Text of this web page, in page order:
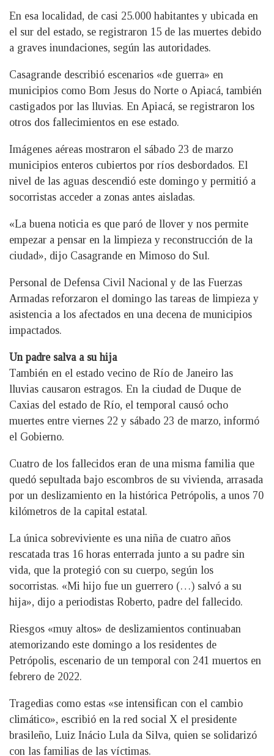
En esa localidad, de casi 25.000 habitantes y ubicada en
el sur del estado, se registraron 15 de las muertes debido
a graves inundaciones, según las autoridades.
Casagrande describió escenarios «de guerra» en
municipios como Bom Jesus do Norte o Apiacá, también
castigados por las lluvias. En Apiacá, se registraron los
otros dos fallecimientos en ese estado.
Imágenes aéreas mostraron el sábado 23 de marzo
municipios enteros cubiertos por ríos desbordados. El
nivel de las aguas descendió este domingo y permitió a
socorristas acceder a zonas antes aisladas.
«La buena noticia es que paró de llover y nos permite
empezar a pensar en la limpieza y reconstrucción de la
ciudad», dijo Casagrande en Mimoso do Sul.
Personal de Defensa Civil Nacional y de las Fuerzas
Armadas reforzaron el domingo las tareas de limpieza y
asistencia a los afectados en una decena de municipios
impactados.
Un padre salva a su hija
También en el estado vecino de Río de Janeiro las
lluvias causaron estragos. En la ciudad de Duque de
Caxias del estado de Río, el temporal causó ocho
muertes entre viernes 22 y sábado 23 de marzo, informó
el Gobierno.
Cuatro de los fallecidos eran de una misma familia que
quedó sepultada bajo escombros de su vivienda, arrasada
por un deslizamiento en la histórica Petrópolis, a unos 70
kilómetros de la capital estatal.
La única sobreviviente es una niña de cuatro años
rescatada tras 16 horas enterrada junto a su padre sin
vida, que la protegió con su cuerpo, según los
socorristas. «Mi hijo fue un guerrero (…) salvó a su
hija», dijo a periodistas Roberto, padre del fallecido.
Riesgos «muy altos» de deslizamientos continuaban
atemorizando este domingo a los residentes de
Petrópolis, escenario de un temporal con 241 muertos en
febrero de 2022.
Tragedias como estas «se intensifican con el cambio
climático», escribió en la red social X el presidente
brasileño, Luiz Inácio Lula da Silva, quien se solidarizó
con las familias de las víctimas.